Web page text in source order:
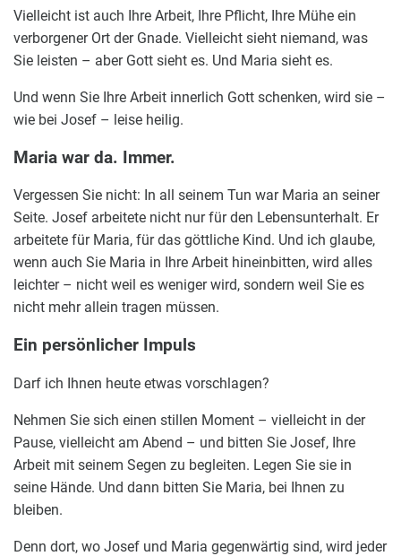
Vielleicht ist auch Ihre Arbeit, Ihre Pflicht, Ihre Mühe ein
verborgener Ort der Gnade. Vielleicht sieht niemand, was
Sie leisten – aber Gott sieht es. Und Maria sieht es.
Und wenn Sie Ihre Arbeit innerlich Gott schenken, wird sie –
wie bei Josef – leise heilig.
Maria war da. Immer.
Vergessen Sie nicht: In all seinem Tun war Maria an seiner
Seite. Josef arbeitete nicht nur für den Lebensunterhalt. Er
arbeitete für Maria, für das göttliche Kind. Und ich glaube,
wenn auch Sie Maria in Ihre Arbeit hineinbitten, wird alles
leichter – nicht weil es weniger wird, sondern weil Sie es
nicht mehr allein tragen müssen.
Ein persönlicher Impuls
Darf ich Ihnen heute etwas vorschlagen?
Nehmen Sie sich einen stillen Moment – vielleicht in der
Pause, vielleicht am Abend – und bitten Sie Josef, Ihre
Arbeit mit seinem Segen zu begleiten. Legen Sie sie in
seine Hände. Und dann bitten Sie Maria, bei Ihnen zu
bleiben.
Denn dort, wo Josef und Maria gegenwärtig sind, wird jeder